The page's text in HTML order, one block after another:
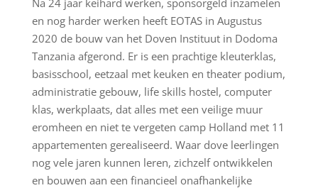
en nog harder werken heeft EOTAS in Augustus
2020 de bouw van het Doven Instituut in Dodoma
Tanzania afgerond. Er is een prachtige kleuterklas,
basisschool, eetzaal met keuken en theater podium,
administratie gebouw, life skills hostel, computer
klas, werkplaats, dat alles met een veilige muur
eromheen en niet te vergeten camp Holland met 11
appartementen gerealiseerd. Waar dove leerlingen
nog vele jaren kunnen leren, zichzelf ontwikkelen
en bouwen aan een financieel onafhankelijke